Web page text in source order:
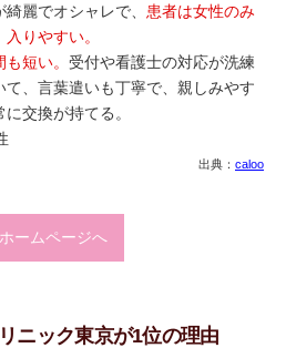
綺麗でオシャレで、 患者は女性のみ
りやすい。
短い。 受付や看護士の対応が洗練
て、言葉遣いも丁寧で、親しみやす
に交換が持てる。
出典： caloo
ームページへ
ニック東京が1位の理由